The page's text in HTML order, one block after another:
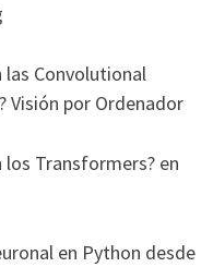
las Convolutional
Visión por Ordenador
los Transformers? en
en Python desde